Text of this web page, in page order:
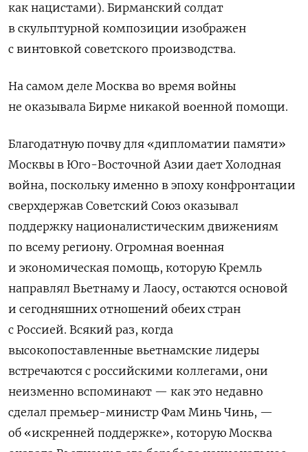
как нацистами). Бирманский солдат
в скульптурной композиции изображен
с винтовкой советского производства.
На самом деле Москва во время войны
не оказывала Бирме никакой военной помощи.
Благодатную почву для «дипломатии памяти»
Москвы в Юго-Восточной Азии дает Холодная
война, поскольку именно в эпоху конфронтации
сверхдержав Советский Союз оказывал
поддержку националистическим движениям
по всему региону. Огромная военная
и экономическая помощь, которую Кремль
направлял Вьетнаму и Лаосу, остаются основой
и сегодняшних отношений обеих стран
с Россией. Всякий раз, когда
высокопоставленные вьетнамские лидеры
встречаются с российскими коллегами, они
неизменно вспоминают — как это недавно
сделал премьер-министр Фам Минь Чинь, —
об «искренней поддержке», которую Москва